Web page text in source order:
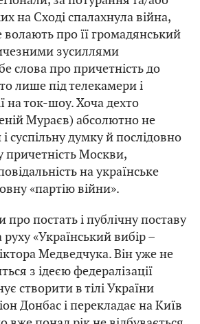
на Сході спалахнула війна,
волають про її громадянський
зусиллями
слова про причетність до
лише під телекамери і
на ток-шоу. Хоча дехто
Мураєв) абсолютно не
суспільну думку й послідовно
причетність Москви,
на українське
«партію війни».
постать і публічну поставу
руху «Український вибір –
Медведчука. Він уже не
з ідеєю федералізації
створити в тілі України
Донбас і перекладає на Київ